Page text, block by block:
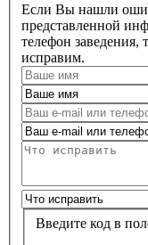
Если Вы нашли
представленной
телефон
исправим.
Введите код в